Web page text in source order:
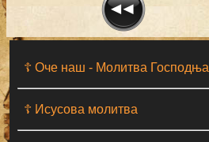
☦ Оче наш - Moлитва Господња
☦ Исусова молитва